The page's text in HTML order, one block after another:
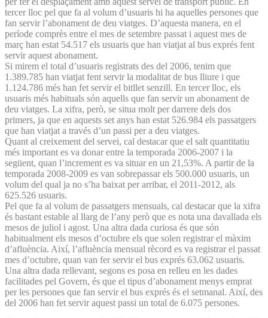
tercer lloc pel que fa al volum d’usuaris hi ha aquelles persones que
fan servir l’abonament de deu viatges. D’aquesta manera, en el
període comprès entre el mes de setembre passat i aquest mes de
març han estat 54.517 els usuaris que han viatjat al bus exprés fent
servir aquest abonament.
Si mirem el total d’usuaris registrats des del 2006, tenim que
1.389.785 han viatjat fent servir la modalitat de bus lliure i que
1.124.786 més han fet servir el bitllet senzill. En tercer lloc, els
usuaris més habituals són aquells que fan servir un abonament de
deu viatges. La xifra, però, se situa molt per darrere dels dos
primers, ja que en aquests set anys han estat 526.984 els passatgers
que han viatjat a través d’un passi per a deu viatges.
Quant al creixement del servei, cal destacar que el salt quantitatiu
més important es va donar entre la temporada 2006-2007 i la
següent, quan l’increment es va situar en un 21,53%. A partir de la
temporada 2008-2009 es van sobrepassar els 500.000 usuaris, un
volum del qual ja no s’ha baixat per arribar, el 2011-2012, als
625.526 usuaris.
Pel que fa al volum de passatgers mensuals, cal destacar que la xifra
és bastant estable al llarg de l’any però que es nota una davallada els
mesos de juliol i agost. Una altra dada curiosa és que són
habitualment els mesos d’octubre els que solen registrar el màxim
d’afluència. Així, l’afluència mensual rècord es va registrar el passat
mes d’octubre, quan van fer servir el bus exprés 63.062 usuaris.
Una altra dada rellevant, segons es posa en relleu en les dades
facilitades pel Govern, és que el tipus d’abonament menys emprat
per les persones que fan servir el bus exprés és el setmanal. Així, des
del 2006 han fet servir aquest passi un total de 6.075 persones.